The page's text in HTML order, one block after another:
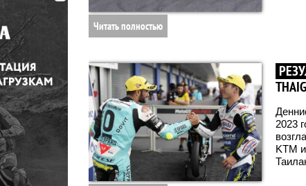
Читать полностью
2023
KTM